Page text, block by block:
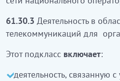
қызмет көрсетумен немесе
берумен байланысты
61.30.3Байланыс
телекоммуникациялар
Бұл ішкі класқа:
61.30.3 Деятельность в
телекоммуникаций для
Этот подкласс включает:
деятельность, связанную